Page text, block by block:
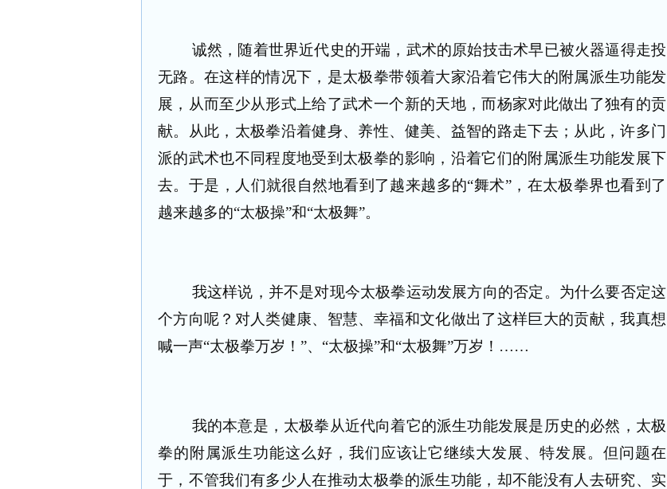
诚然，随着世界近代史的开端，武术的原始技击术早已被火器逼得走投
无路。在这样的情况下，是太极拳带领着大家沿着它伟大的附属派生功能发
展，从而至少从形式上给了武术一个新的天地，而杨家对此做出了独有的贡
献。从此，太极拳沿着健身、养性、健美、益智的路走下去；从此，许多门
派的武术也不同程度地受到太极拳的影响，沿着它们的附属派生功能发展下
去。于是，人们就很自然地看到了越来越多的“舞术”，在太极拳界也看到了
越来越多的“太极操”和“太极舞”。
我这样说，并不是对现今太极拳运动发展方向的否定。为什么要否定这
个方向呢？对人类健康、智慧、幸福和文化做出了这样巨大的贡献，我真想
喊一声“太极拳万岁！”、“太极操”和“太极舞”万岁！……
我的本意是，太极拳从近代向着它的派生功能发展是历史的必然，太极
拳的附属派生功能这么好，我们应该让它继续大发展、特发展。但问题在
于，不管我们有多少人在推动太极拳的派生功能，却不能没有人去研究、实